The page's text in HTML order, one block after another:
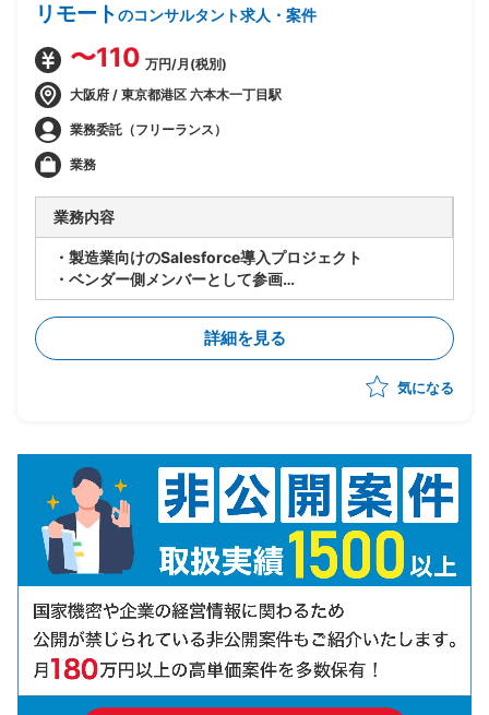
リモートのコンサルタント求人・案件
〜110 万円/月(税別)
大阪府 / 東京都港区 六本木一丁目駅
業務委託（フリーランス）
業務
業務内容
・製造業向けのSalesforce導入プロジェクト
・ベンダー側メンバーとして参画
・世界各国の拠点でのSalesforce共有に向けて、北
米・EU拠点へのSales Cloudの導入からスタート(全て
・10月までPoCを実施し、その後本格展開の予定
詳細を見る
気になる